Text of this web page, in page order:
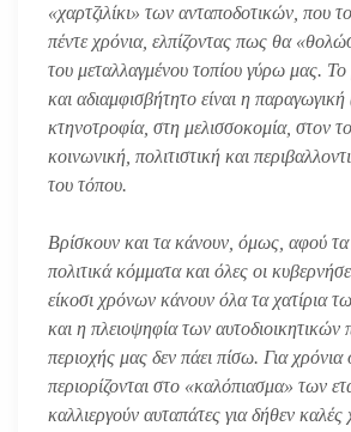
«χαρτζιλίκι» των ανταποδοτικών, που
πέντε χρόνια, ελπίζοντας πως θα
του μεταλλαγμένου τοπίου γύρω μας. Το
και αδιαμφισβήτητο είναι η παραγωγική
κτηνοτροφία, στη μελισσοκομία, στον
κοινωνική, πολιτιστική και
του τόπου.
Βρίσκουν και τα κάνουν, όμως, αφού τα
πολιτικά κόμματα και όλες οι
είκοσι χρόνων κάνουν όλα τα χατίρια
και η πλειοψηφία των αυτοδιοικητικών
περιοχής μας δεν πάει πίσω. Για χρόνια
περιορίζονται στο «καλόπιασμα» των
καλλιεργούν αυταπάτες για δήθεν καλές